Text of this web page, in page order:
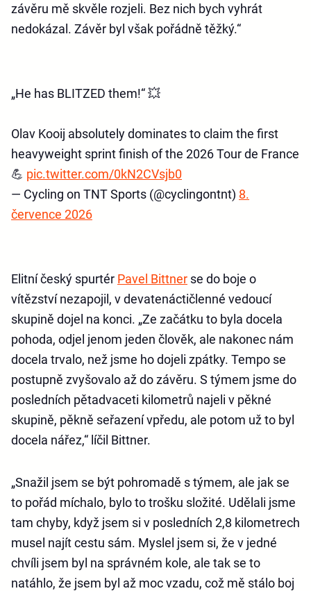
závěru mě skvěle rozjeli. Bez nich bych vyhrát
nedokázal. Závěr byl však pořádně těžký.“
„He has BLITZED them!“ 💥
Olav Kooij absolutely dominates to claim the first
heavyweight sprint finish of the 2026 Tour de France
💪 pic.twitter.com/0kN2CVsjb0
— Cycling on TNT Sports (@cyclingontnt) 8.
července 2026
Elitní český spurtér Pavel Bittner se do boje o
vítězství nezapojil, v devatenáctičlenné vedoucí
skupině dojel na konci. „Ze začátku to byla docela
pohoda, odjel jenom jeden člověk, ale nakonec nám
docela trvalo, než jsme ho dojeli zpátky. Tempo se
postupně zvyšovalo až do závěru. S týmem jsme do
posledních pětadvaceti kilometrů najeli v pěkné
skupině, pěkně seřazení vpředu, ale potom už to byl
docela nářez,“ líčil Bittner.
„Snažil jsem se být pohromadě s týmem, ale jak se
to pořád míchalo, bylo to trošku složité. Udělali jsme
tam chyby, když jsem si v posledních 2,8 kilometrech
musel najít cestu sám. Myslel jsem si, že v jedné
chvíli jsem byl na správném kole, ale tak se to
natáhlo, že jsem byl až moc vzadu, což mě stálo boj